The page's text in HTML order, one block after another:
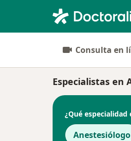
Consulta en
Especialistas en
¿Qué especialidad
Anestesiólogo